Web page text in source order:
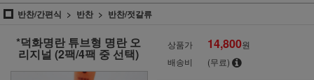
반찬/간편식
반찬 반찬/젓갈류
*덕화명란 튜브형 명란 오
리지널 (2팩/4팩 중 선택)
상품가 14,800원
배송비
(무료)